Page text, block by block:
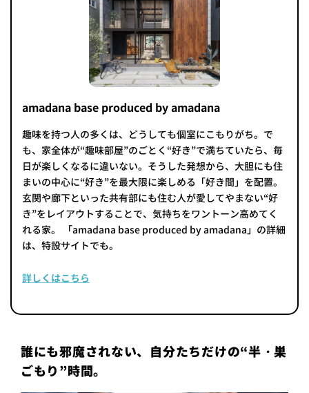
amadana base produced by amadana
趣味を持つ人の多くは、どうしても個室にこもりがち。で
も、家全体が“趣味部屋”のごとく“好き”で満ちていたら、毎
日が楽しくなるに違いない。そうした発想から、大胆にも住
まいの中心に“好き”を最大限に楽しめる「好き間」を配置。
玄関や廊下といった共有部にも住む人が愛してやまない“好
き”をレイアウトすることで、気持ちをワントーン高めてく
れる家。 「amadana base produced by amadana」の詳細
は、特設サイトでも。
詳しくはこちら
誰にも邪魔されない、自分たちだけの“半・巣
ごもり”時間。